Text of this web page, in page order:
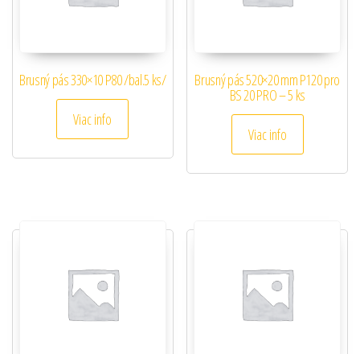
Brusný pás 330×10 P80 /bal.5 ks/
Viac info
Brusný pás 520×20 mm P120 pro
BS 20 PRO – 5 ks
Viac info